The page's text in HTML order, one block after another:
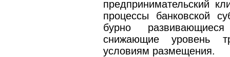
предпринимательский
процессы банковской
бурно
снижающие уровень
условиям размещения.